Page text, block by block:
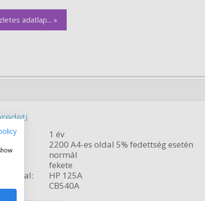
adatlap... »
1 év
2200 A4-es oldal 5% fedettség esetén
normál
fekete
HP 125A
CB540A